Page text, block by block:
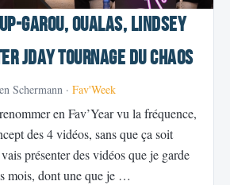
Garou, Oualas, Lindsey
JDay tournage du chaos
Schermann · Fav'Week
en Fav’Year vu la fréquence,
des 4 vidéos, sans que ça soit
présenter des vidéos que je garde
mois, dont une que je …